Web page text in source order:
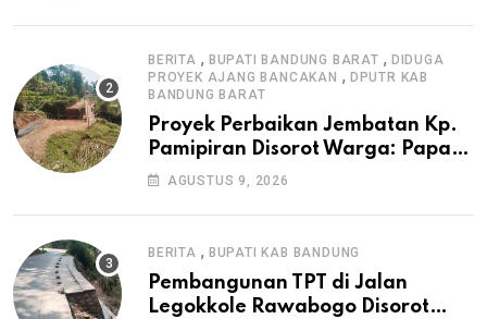
BERITA , BUPATI BANDUNG BARAT , DIDUGA
PROYEK AJANG BANCAKAN , DPUTR KAB
BANDUNG BARAT
Proyek Perbaikan Jembatan Kp.
Pamipiran Disorot Warga: Papan
Informasi Tak Cantumkan PPK,
AGUSTUS 9, 2026
BERITA , BUPATI KAB BANDUNG
Pembangunan TPT di Jalan
Legokkole Rawabogo Disorot